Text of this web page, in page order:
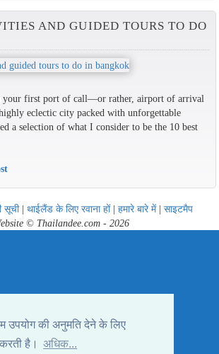
उपयोग की अनुमति देने के लिए
है।
अधिक...
AND GUIDED TOURS TO DO
your first port of call—or rather, airport of arrival
eclectic city packed with unforgettable
a selection of what I consider to be the 10 best
सूची| थाईलैंड के लिए रवाना हों| हमारे बारे में| साइटमैप
© Thailandee.com - 2026